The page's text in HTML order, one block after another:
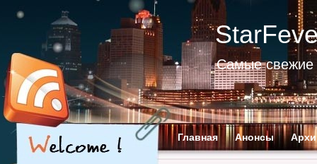
Самые свежие
Главная Анонсы